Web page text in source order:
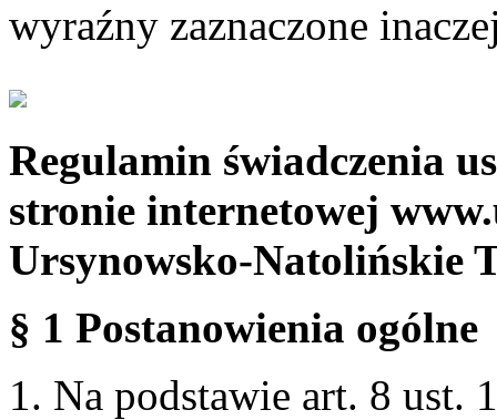
wyraźny zaznaczone
Regulamin świadczenia
stronie internetowej
Ursynowsko-Natolińskie
§ 1 Postanowienia ogólne
1. Na podstawie art. 8 ust.